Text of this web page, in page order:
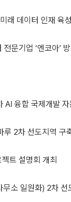
래 데이터 인재 육성
문기업 ‘엔코아’
융합 국제개발
2차 선도지역 구
트 설명회 개최
소 일원화) 2차 선